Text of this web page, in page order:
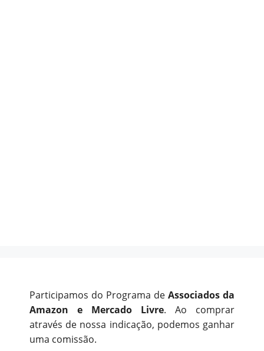
Participamos do Programa de Associados da
Amazon e Mercado Livre. Ao comprar
através de nossa indicação, podemos ganhar
uma comissão.